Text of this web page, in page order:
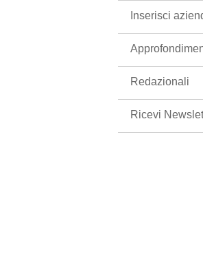
Inserisci
Redazionali
Ricevi